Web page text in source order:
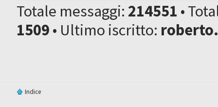
Totale messaggi: 214551 •
1509• Ultimo iscritto:
Indice